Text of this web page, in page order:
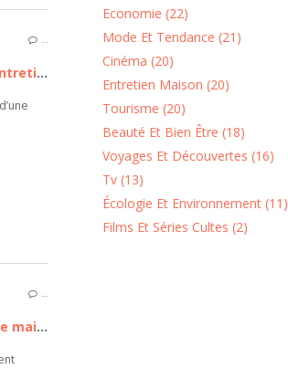
…
Notre check-list pour un bon entretien de la maison
…
Tout savoir sur la rénovation de maisons et appartements
Economie (22)
Mode Et Tendance (21)
Cinéma (20)
Entretien Maison (20)
Tourisme (20)
Beauté Et Bien Être (18)
Voyages Et Découvertes (16)
Tv (13)
Écologie Et Environnement (11)
Films Et Séries Cultes (2)